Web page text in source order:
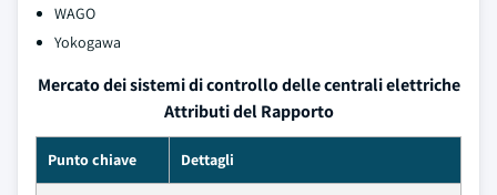
WAGO
Yokogawa
Mercato dei sistemi di controllo delle centrali elettriche
Attributi del Rapporto
Punto chiave Dettagli